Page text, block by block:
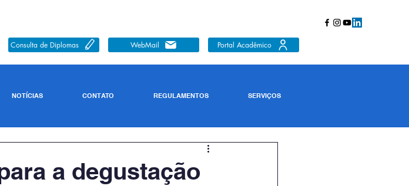
Consulta de Diplomas WebMail Portal Acadêmico
NOTÍCIAS CONTATO REGULAMENTOS SERVIÇOS
a degustação